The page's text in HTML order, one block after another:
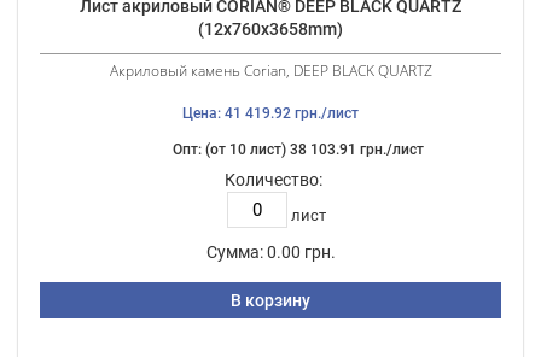
Лист акриловый CORIAN® DEEP BLACK QUARTZ
(12х760х3658mm)
Акриловый камень Corian, DEEP BLACK QUARTZ
Цена: 41 419.92 грн./лист
Опт: (от 10 лист) 38 103.91 грн./лист
Количество:
лист
Сумма: 0.00 грн.
В корзину